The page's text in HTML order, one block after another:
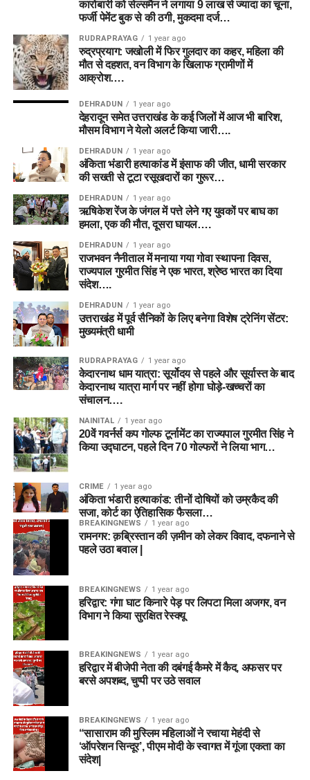
कारोबारी को सेल्समैन ने लगाया 9 लाख से ज्यादा का चूना,
फर्जी पेमेंट बुक से की ठगी, मुकदमा दर्ज…
RUDRAPRAYAG 1 year ago
रुद्रप्रयाग: जखोली में फिर गुलदार का कहर, महिला की
मौत से दहशत, वन विभाग के खिलाफ ग्रामीणों में
आक्रोश….
DEHRADUN 1 year ago
देहरादून समेत उत्तराखंड के कई जिलों में आज भी बारिश,
मौसम विभाग ने येलो अलर्ट किया जारी….
DEHRADUN 1 year ago
अंकिता भंडारी हत्याकांड में इंसाफ की जीत, धामी सरकार
की सख्ती से टूटा रसूखदारों का गुरूर…
DEHRADUN 1 year ago
ऋषिकेश रेंज के जंगल में पत्ते लेने गए युवकों पर बाघ का
हमला, एक की मौत, दूसरा घायल….
DEHRADUN 1 year ago
राजभवन नैनीताल में मनाया गया गोवा स्थापना दिवस,
राज्यपाल गुरमीत सिंह ने एक भारत, श्रेष्ठ भारत का दिया
संदेश….
DEHRADUN 1 year ago
उत्तराखंड में पूर्व सैनिकों के लिए बनेगा विशेष ट्रेनिंग सेंटर:
मुख्यमंत्री धामी
RUDRAPRAYAG 1 year ago
केदारनाथ धाम यात्रा: सूर्योदय से पहले और सूर्यास्त के बाद
केदारनाथ यात्रा मार्ग पर नहीं होगा घोड़े-खच्चरों का
संचालन….
NAINITAL 1 year ago
20वें गवर्नर्स कप गोल्फ टूर्नामेंट का राज्यपाल गुरमीत सिंह ने
किया उद्घाटन, पहले दिन 70 गोल्फरों ने लिया भाग…
CRIME 1 year ago
अंकिता भंडारी हत्याकांड: तीनों दोषियों को उम्रकैद की
सजा, कोर्ट का ऐतिहासिक फैसला…
BREAKINGNEWS 1 year ago
रामनगर: क़ब्रिस्तान की ज़मीन को लेकर विवाद, दफनाने से
पहले उठा बवाल |
BREAKINGNEWS 1 year ago
हरिद्वार: गंगा घाट किनारे पेड़ पर लिपटा मिला अजगर, वन
विभाग ने किया सुरक्षित रेस्क्यू
BREAKINGNEWS 1 year ago
हरिद्वार में बीजेपी नेता की दबंगई कैमरे में कैद, अफसर पर
बरसे अपशब्द, चुप्पी पर उठे सवाल
BREAKINGNEWS 1 year ago
“सासाराम की मुस्लिम महिलाओं ने रचाया मेहंदी से
‘ऑपरेशन सिन्दूर’, पीएम मोदी के स्वागत में गूंजा एकता का
संदेश|